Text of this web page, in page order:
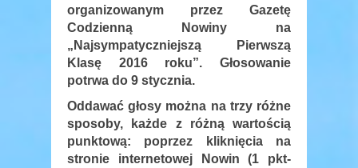
organizowanym przez Gazetę
Codzienną Nowiny na
„Najsympatyczniejszą Pierwszą
Klasę 2016 roku”. Głosowanie
potrwa do 9 stycznia.
Oddawać głosy można na trzy różne
sposoby, każde z różną wartością
punktową: poprzez kliknięcia na
stronie internetowej Nowin (1 pkt-